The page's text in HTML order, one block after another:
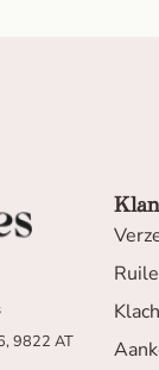
9822 AT